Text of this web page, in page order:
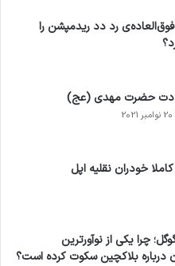
فوق‌العاده‌ی رد دد ریدمپشن را
حضرت مهدی (عج)
20 نوامبر 2021
خودران نقلیه اپل
چرا یکی از نوآورترین
بلاکچین سکوت کرده است؟